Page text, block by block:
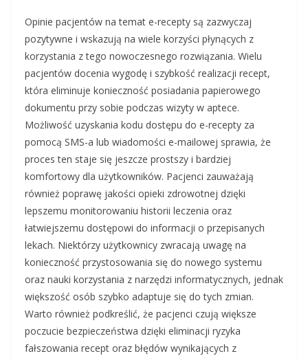
Opinie pacjentów na temat e-recepty są zazwyczaj
pozytywne i wskazują na wiele korzyści płynących z
korzystania z tego nowoczesnego rozwiązania. Wielu
pacjentów docenia wygodę i szybkość realizacji recept,
która eliminuje konieczność posiadania papierowego
dokumentu przy sobie podczas wizyty w aptece.
Możliwość uzyskania kodu dostępu do e-recepty za
pomocą SMS-a lub wiadomości e-mailowej sprawia, że
proces ten staje się jeszcze prostszy i bardziej
komfortowy dla użytkowników. Pacjenci zauważają
również poprawę jakości opieki zdrowotnej dzięki
lepszemu monitorowaniu historii leczenia oraz
łatwiejszemu dostępowi do informacji o przepisanych
lekach. Niektórzy użytkownicy zwracają uwagę na
konieczność przystosowania się do nowego systemu
oraz nauki korzystania z narzędzi informatycznych, jednak
większość osób szybko adaptuje się do tych zmian.
Warto również podkreślić, że pacjenci czują większe
poczucie bezpieczeństwa dzięki eliminacji ryzyka
fałszowania recept oraz błędów wynikających z